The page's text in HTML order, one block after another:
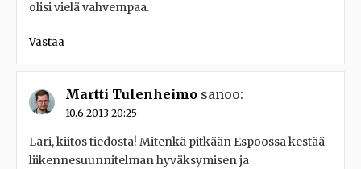
olisi vielä vahvempaa.
Vastaa
Martti Tulenheimo sanoo:
10.6.2013 20:25
Lari, kiitos tiedosta! Mitenkä pitkään Espoossa kestää
liikennesuunnitelman hyväksymisen ja